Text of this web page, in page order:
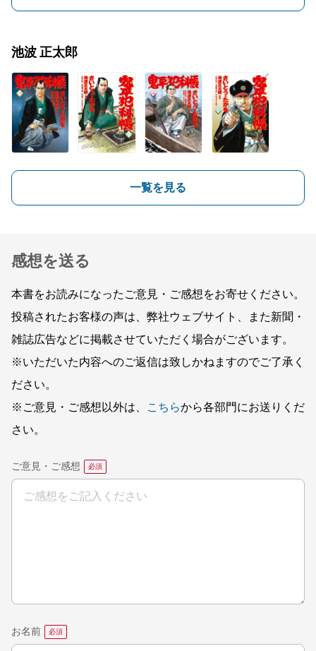
池波 正太郎
一覧を見る
感想を送る
本書をお読みになったご意見・ご感想をお寄せください。
投稿されたお客様の声は、弊社ウェブサイト、また新聞・
雑誌広告などに掲載させていただく場合がございます。
※いただいた内容へのご返信は致しかねますのでご了承く
ださい。
※ご意見・ご感想以外は、
こちらから各部門にお送りくだ
さい。
ご意見・ご感想
お名前